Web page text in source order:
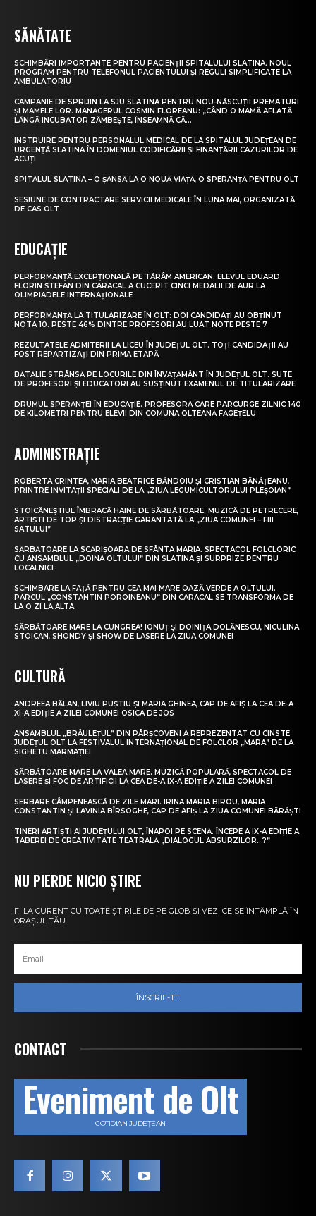
SĂNĂTATE
SCHIMBĂRI IMPORTANTE PENTRU PACIENȚII SPITALULUI SLATINA. NOUL
PROGRAM PENTRU TELEFONUL PACIENTULUI ȘI REGULI SIMPLIFICATE LA
AMBULATORIU
CAMPANIE DE SPRIJIN LA SJU SLATINA PENTRU NOU-NĂSCUȚII PREMATURI
ȘI MAMELE LOR. MANAGERUL COSMIN FLOREANU: „CÂND O MAMĂ AFLATĂ
LÂNGĂ INCUBATOR ZÂMBEȘTE, ÎNSEAMNĂ CĂ...
INSTRUIRE PENTRU PERSONALUL MEDICAL DE LA SPITALUL JUDEȚEAN DE
URGENȚĂ SLATINA ÎN DOMENIUL CODIFICĂRII ȘI FINANȚĂRII CAZURILOR DE
ACUȚI
SPITALUL SLATINA – O ȘANSĂ LA O NOUĂ VIAȚĂ, O SPERANȚĂ PENTRU OLT
SESIUNE DE CONTRACTARE SERVICII MEDICALE ÎN LUNA MAI, ORGANIZATĂ
DE CAS OLT
EDUCAȚIE
PERFORMANȚĂ EXCEPȚIONALĂ PE TĂRÂM AMERICAN. ELEVUL EDUARD
FLORIN ȘTEFAN DIN CARACAL A CUCERIT CINCI MEDALII DE AUR LA
OLIMPIADELE INTERNAȚIONALE
PERFORMANȚĂ LA TITULARIZARE ÎN OLT: DOI CANDIDAȚI AU OBȚINUT
NOTA 10. PESTE 46% DINTRE PROFESORI AU LUAT NOTE PESTE 7
REZULTATELE ADMITERII LA LICEU ÎN JUDEȚUL OLT. TOȚI CANDIDAȚII AU
FOST REPARTIZAȚI DIN PRIMA ETAPĂ
BĂTĂLIE STRÂNSĂ PE LOCURILE DIN ÎNVĂȚĂMÂNT ÎN JUDEȚUL OLT. SUTE
DE PROFESORI ȘI EDUCATORI AU SUSȚINUT EXAMENUL DE TITULARIZARE
DRUMUL SPERANȚEI ÎN EDUCAȚIE. PROFESORA CARE PARCURGE ZILNIC 140
DE KILOMETRI PENTRU ELEVII DIN COMUNA OLTEANĂ FĂGEȚELU
ADMINISTRAȚIE
ROBERTA CRINTEA, MARIA BEATRICE BĂNDOIU ȘI CRISTIAN BĂNĂȚEANU,
PRINTRE INVITAȚII SPECIALI DE LA „ZIUA LEGUMICULTORULUI PLEȘOIAN”
STOICĂNEȘTIUL ÎMBRACĂ HAINE DE SĂRBĂTOARE. MUZICĂ DE PETRECERE,
ARTIȘTI DE TOP ȘI DISTRACȚIE GARANTATĂ LA „ZIUA COMUNEI – FIII
SATULUI”
SĂRBĂTOARE LA SCĂRIȘOARA DE SFÂNTA MARIA. SPECTACOL FOLCLORIC
CU ANSAMBLUL „DOINA OLTULUI” DIN SLATINA ȘI SURPRIZE PENTRU
LOCALNICI
SCHIMBARE LA FAȚĂ PENTRU CEA MAI MARE OAZĂ VERDE A OLTULUI.
PARCUL „CONSTANTIN POROINEANU” DIN CARACAL SE TRANSFORMĂ DE
LA O ZI LA ALTA
SĂRBĂTOARE MARE LA CUNGREA! IONUȚ ȘI DOINIȚA DOLĂNESCU, NICULINA
STOICAN, SHONDY ȘI SHOW DE LASERE LA ZIUA COMUNEI
CULTURĂ
ANDREEA BĂLAN, LIVIU PUȘTIU ȘI MARIA GHINEA, CAP DE AFIȘ LA CEA DE-A
XI-A EDIȚIE A ZILEI COMUNEI OSICA DE JOS
ANSAMBLUL „BRÂULEȚUL” DIN PÂRȘCOVENI A REPREZENTAT CU CINSTE
JUDEȚUL OLT LA FESTIVALUL INTERNAȚIONAL DE FOLCLOR „MARA” DE LA
SIGHETU MARMAȚIEI
SĂRBĂTOARE MARE LA VALEA MARE. MUZICĂ POPULARĂ, SPECTACOL DE
LASERE ȘI FOC DE ARTIFICII LA CEA DE-A IX-A EDIȚIE A ZILEI COMUNEI
SERBARE CÂMPENEASCĂ DE ZILE MARI. IRINA MARIA BIROU, MARIA
CONSTANTIN ȘI LAVINIA BÎRSOGHE, CAP DE AFIȘ LA ZIUA COMUNEI BĂRĂȘTI
TINERI ARTIȘTI AI JUDEȚULUI OLT, ÎNAPOI PE SCENĂ. ÎNCEPE A IX-A EDIȚIE A
TABEREI DE CREATIVITATE TEATRALĂ „DIALOGUL ABSURZILOR…?”
NU PIERDE NICIO ȘTIRE
FI LA CURENT CU TOATE ȘTIRILE DE PE GLOB ȘI VEZI CE SE ÎNTÂMPLĂ ÎN
ORAȘUL TĂU.
ÎNSCRIE-TE
CONTACT
Eveniment de Olt
COTIDIAN JUDEȚEAN